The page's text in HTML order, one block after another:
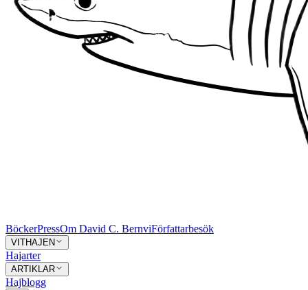
BöckerPressOm David C. BernviFörfattarbesök
VITHAJEN
Hajarter
ARTIKLAR
Hajblogg